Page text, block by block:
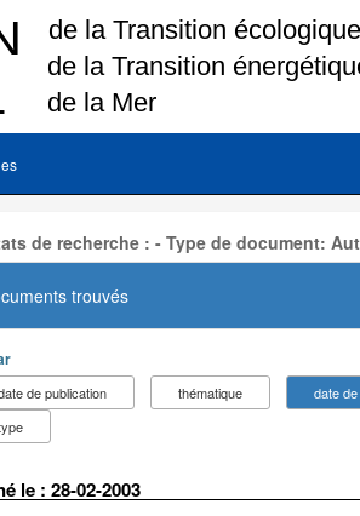
de recherche : - Type de document:
trouvés
de publication thématique
date
le : 28-02-2003